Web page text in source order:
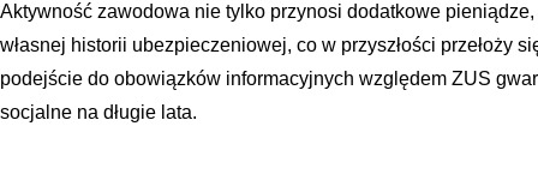
Aktywność zawodowa nie tylko przynosi dodatkowe
własnej historii ubezpieczeniowej, co w przyszłości przełoży
podejście do obowiązków informacyjnych względem ZUS
socjalne na długie lata.